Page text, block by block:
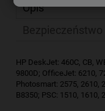
Opis
HP DeskJet: 460C, CB,
9800D; OfficeJet: 6210,
Photosmart: 2575, 2610,
B8350; PSC: 1510, 1610,